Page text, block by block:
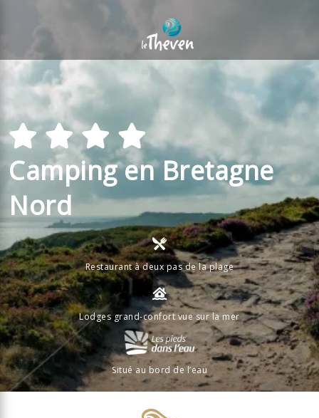
Camping en Bretagne
Nord
Restaurant à deux pas de la plage
Lodges grand-confort vue sur la mer
Situé au bord de l’eau